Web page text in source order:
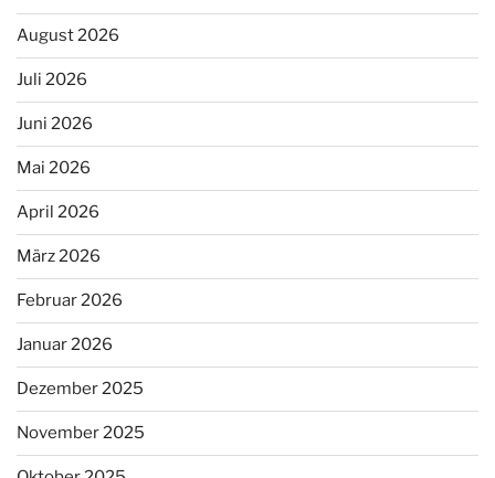
August 2026
Juli 2026
Juni 2026
Mai 2026
April 2026
März 2026
Februar 2026
Januar 2026
Dezember 2025
November 2025